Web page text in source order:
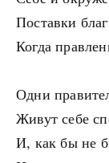
Поставки
Когда
Одни
Живут себе
И, как бы не